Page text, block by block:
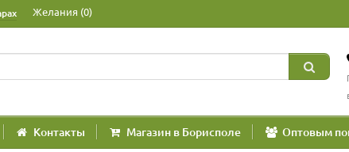
Желания (0)
Контакты Магазин в Борисполе Оптовым